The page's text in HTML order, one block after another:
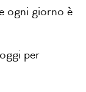
ogni giorno è
per